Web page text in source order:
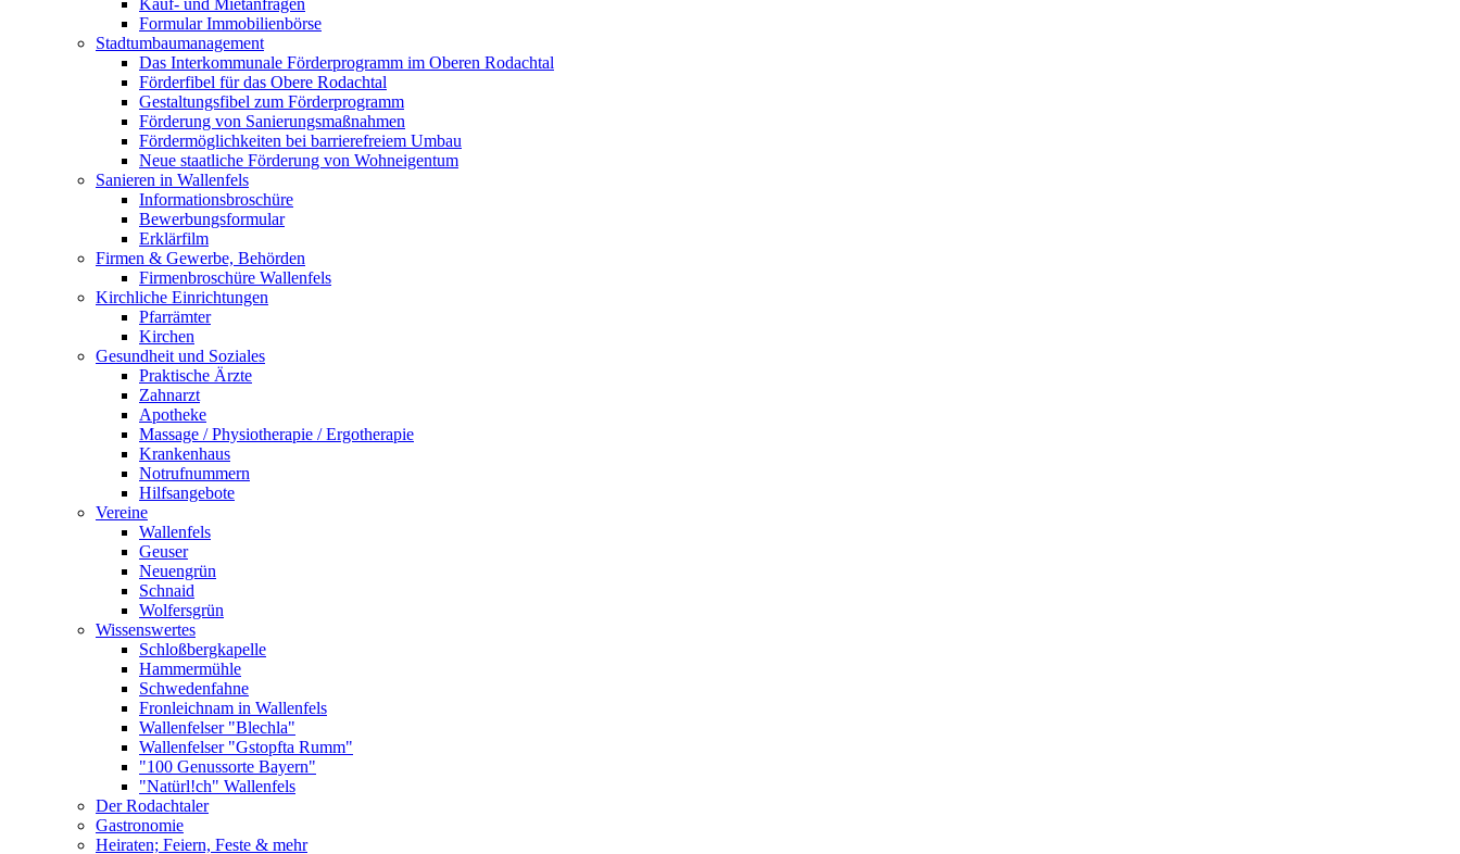
Kauf- und Mietanfragen
Formular Immobilienbörse
Stadtumbaumanagement
Das Interkommunale Förderprogramm im Oberen Rodachtal
Förderfibel für das Obere Rodachtal
Gestaltungsfibel zum Förderprogramm
Förderung von Sanierungsmaßnahmen
Fördermöglichkeiten bei barrierefreiem Umbau
Neue staatliche Förderung von Wohneigentum
Sanieren in Wallenfels
Informationsbroschüre
Bewerbungsformular
Erklärfilm
Firmen & Gewerbe, Behörden
Firmenbroschüre Wallenfels
Kirchliche Einrichtungen
Pfarrämter
Kirchen
Gesundheit und Soziales
Praktische Ärzte
Zahnarzt
Apotheke
Massage / Physiotherapie / Ergotherapie
Krankenhaus
Notrufnummern
Hilfsangebote
Vereine
Wallenfels
Geuser
Neuengrün
Schnaid
Wolfersgrün
Wissenswertes
Schloßbergkapelle
Hammermühle
Schwedenfahne
Fronleichnam in Wallenfels
Wallenfelser "Blechla"
Wallenfelser "Gstopfta Rumm"
"100 Genussorte Bayern"
"Natürl!ch" Wallenfels
Der Rodachtaler
Gastronomie
Heiraten; Feiern, Feste & mehr